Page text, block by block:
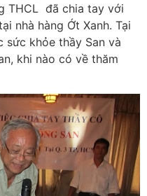
THCL đã chia tay với
nhà hàng Ớt Xanh. Tại
sức khỏe thầy San và
khi nào có về thăm